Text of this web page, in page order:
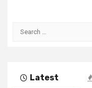
Latest